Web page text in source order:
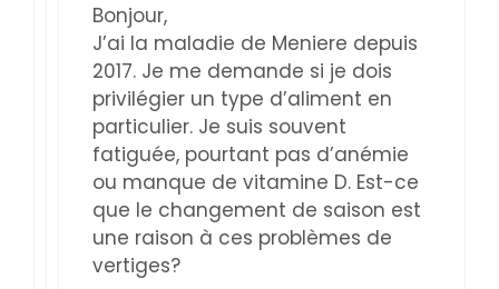
Bonjour,
J’ai la maladie de Meniere depuis
2017. Je me demande si je dois
privilégier un type d’aliment en
particulier. Je suis souvent
fatiguée, pourtant pas d’anémie
ou manque de vitamine D. Est-ce
que le changement de saison est
une raison à ces problèmes de
vertiges?